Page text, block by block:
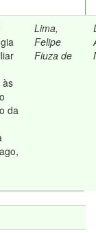
às
da
Lima,
Felipe
Fiuza de